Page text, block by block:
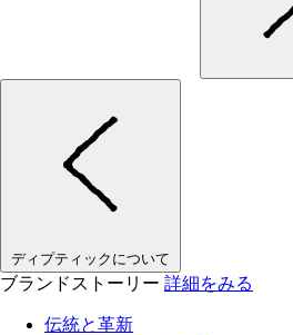
ディプティックについて
ブランドストーリー 詳細をみる
伝統と革新